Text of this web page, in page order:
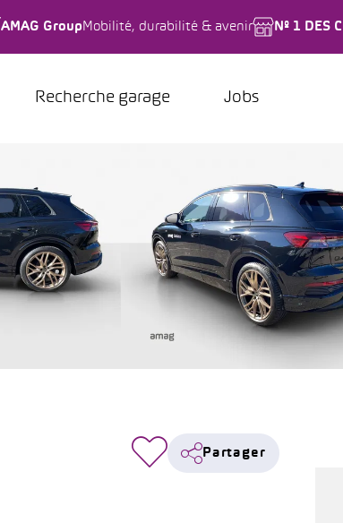
AMAG Group Mobilité, durabilité & avenir Nº 1 DES
Recherche garage Jobs
Partager